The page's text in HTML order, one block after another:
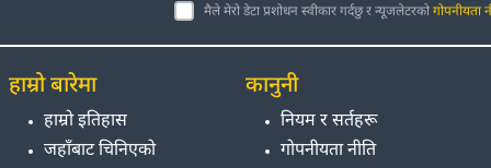
मैले मेरो डेटा प्रशोधन स्वीकार गर्दछु र न्यूजलेटरकोगोपनीयता
हाम्रो बारेमा
हाम्रो इतिहास
जहाँबाट चिनिएको
कानुनी
नियम र सर्तहरू
गोपनीयता नीति